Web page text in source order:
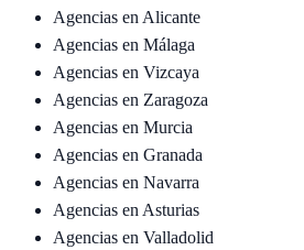
Agencias en Alicante
Agencias en Málaga
Agencias en Vizcaya
Agencias en Zaragoza
Agencias en Murcia
Agencias en Granada
Agencias en Navarra
Agencias en Asturias
Agencias en Valladolid